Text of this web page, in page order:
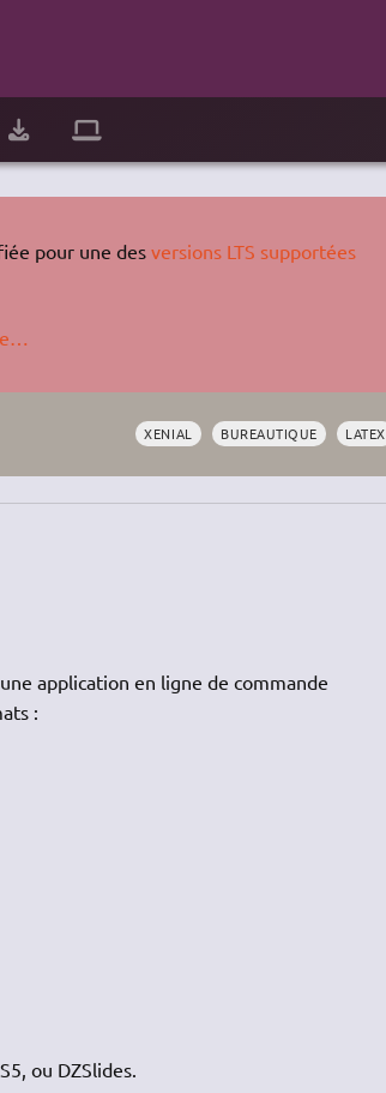
pour une des versions LTS supportées
XENIAL BUREAUTIQUE LATEX
application en ligne de commande
:
ou DZSlides.